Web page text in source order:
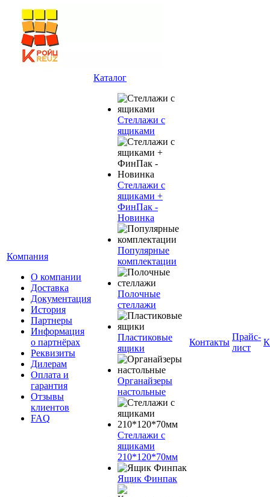
Компания
О компании
Доставка
Документация
История
Партнеры
Информация
о партнёрах
Реквизиты
Дилерам
Оплата и
гарантия
Отзывы
клиентов
FAQ
Каталог
Стеллажи с
ящиками
Стеллажи с
ящиками +
ФинПак -
Новинка
Популярные
комплектации
Полочные
стеллажи
Пластиковые
ящики
Органайзеры
настольные
Стеллажи с
ящиками
210*120*70мм
Ящик Финпак
Контакты
Прайс-
лист